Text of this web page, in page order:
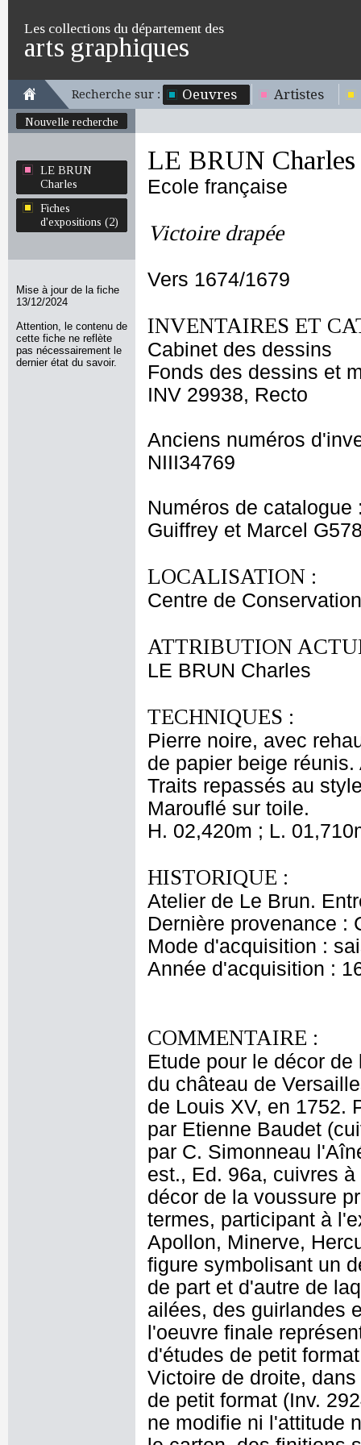
Les collections du département des
arts graphiques
Recherche sur : Oeuvres Artistes
Nouvelle recherche
LE BRUN
Charles
Fiches
d'expositions (2)
Mise à jour de la fiche
13/12/2024
Attention, le contenu de
cette fiche ne reflète
pas nécessairement le
dernier état du savoir.
LE BRUN Charles
Ecole française
Victoire drapée
Vers 1674/1679
INVENTAIRES ET
Cabinet des dessins
Fonds des dessins et
INV 29938, Recto
Anciens numéros
NIII34769
Numéros de catalogue
Guiffrey et Marcel
LOCALISATION :
Centre de
ATTRIBUTION
LE BRUN Charles
TECHNIQUES :
Pierre noire, avec
de papier beige
Traits repassés au
Marouflé sur toile.
H. 02,420m ; L.
HISTORIQUE :
Atelier de Le Brun.
Dernière provenance :
Mode d'acquisition :
Année d'acquisition :
COMMENTAIRE :
Etude pour le décor
du château de
de Louis XV, en 1752.
par Etienne Baudet
par C. Simonneau
est., Ed. 96a, cuivres
décor de la voussure
termes, participant à
Apollon, Minerve,
figure symbolisant un
de part et d'autre de
ailées, des guirlandes
l'oeuvre finale
d'études de petit
Victoire de droite,
de petit format (Inv.
ne modifie ni l'attitude